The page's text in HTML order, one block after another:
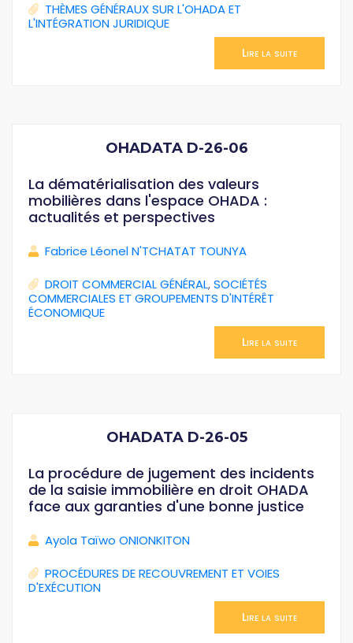
THÈMES GÉNÉRAUX SUR L'OHADA ET
L'INTÉGRATION JURIDIQUE
Lire la suite
OHADATA D-26-06
La dématérialisation des valeurs
mobilières dans l'espace OHADA :
actualités et perspectives
Fabrice Léonel N'TCHATAT TOUNYA
DROIT COMMERCIAL GÉNÉRAL,SOCIÉTÉS
COMMERCIALES ET GROUPEMENTS D'INTÉRÊT
ÉCONOMIQUE
Lire la suite
OHADATA D-26-05
La procédure de jugement des incidents
de la saisie immobilière en droit OHADA
face aux garanties d'une bonne justice
Ayola Taïwo ONIONKITON
PROCÉDURES DE RECOUVREMENT ET VOIES
D'EXÉCUTION
Lire la suite